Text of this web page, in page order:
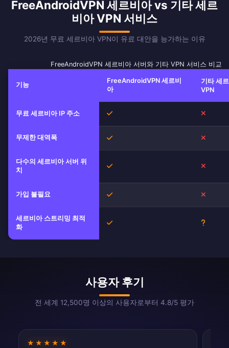
FreeAndroidVPN 세르비아 vs 기타 세르
비아 VPN 서비스
2026년 무료 세르비아 VPN이 유료 대안을 능가하는 이유
FreeAndroidVPN 세르비아 서버와 기타 VPN 서비스 비교
기능
FreeAndroidVPN 세르비
아
기타 세
VPN
무료 세르비아 IP 주소 예
무제한 대역폭 예
다수의 세르비아 서버 위
치
예
가입 불필요 예
세르비아 스트리밍 최적
화
예
사용자 후기
전 세계 12,500명 이상의 사용자로부터 4.8/5 평가
★★★★★